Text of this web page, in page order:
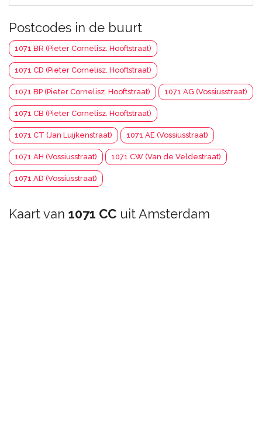
Postcodes in de buurt
1071 BR (Pieter Cornelisz. Hooftstraat)
1071 CD (Pieter Cornelisz. Hooftstraat)
1071 BP (Pieter Cornelisz. Hooftstraat) 1071 AG (Vossiusstraat)
1071 CB (Pieter Cornelisz. Hooftstraat)
1071 CT (Jan Luijkenstraat) 1071 AE (Vossiusstraat)
1071 AH (Vossiusstraat) 1071 CW (Van de Veldestraat)
1071 AD (Vossiusstraat)
Kaart van 1071 CC uit Amsterdam